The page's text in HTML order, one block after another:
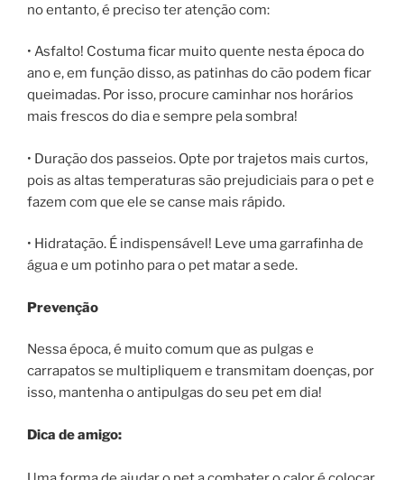
no entanto, é preciso ter atenção com:
• Asfalto! Costuma ficar muito quente nesta época do
ano e, em função disso, as patinhas do cão podem ficar
queimadas. Por isso, procure caminhar nos horários
mais frescos do dia e sempre pela sombra!
• Duração dos passeios. Opte por trajetos mais curtos,
pois as altas temperaturas são prejudiciais para o pet e
fazem com que ele se canse mais rápido.
• Hidratação. É indispensável! Leve uma garrafinha de
água e um potinho para o pet matar a sede.
Prevenção
Nessa época, é muito comum que as pulgas e
carrapatos se multipliquem e transmitam doenças, por
isso, mantenha o antipulgas do seu pet em dia!
Dica de amigo: